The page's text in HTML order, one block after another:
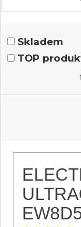
Skladem
TOP